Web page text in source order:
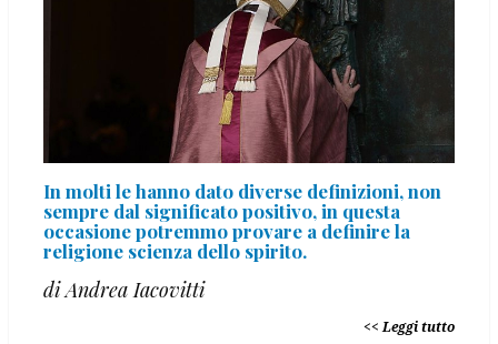
In molti le hanno dato diverse definizioni, non
sempre dal significato positivo, in questa
occasione potremmo provare a definire la
religione scienza dello spirito.
di Andrea Iacovitti
Leggi tutto